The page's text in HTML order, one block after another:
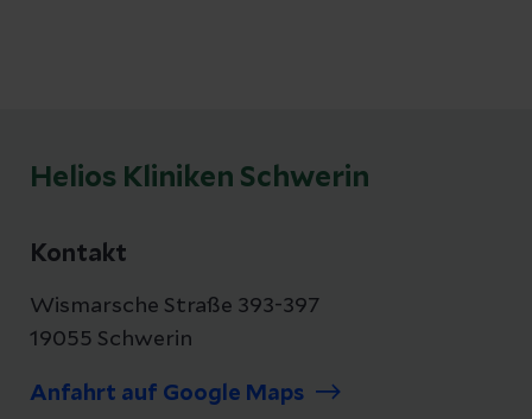
Helios Kliniken Schwerin
Kontakt
Wismarsche Straße 393-397
19055 Schwerin
Anfahrt auf Google Maps